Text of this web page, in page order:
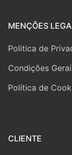
MENÇÕES
Politica de
Condições
Política de
CLIENTE